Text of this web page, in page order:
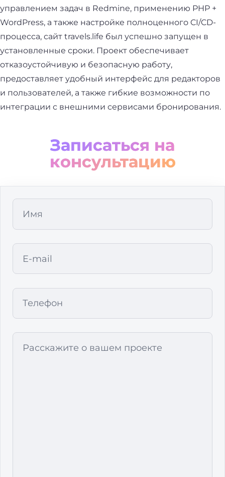
управлением задач в Redmine, применению PHP +
WordPress, а также настройке полноценного CI/CD-
процесса, сайт travels.life был успешно запущен в
установленные сроки. Проект обеспечивает
отказоустойчивую и безопасную работу,
предоставляет удобный интерфейс для редакторов
и пользователей, а также гибкие возможности по
интеграции с внешними сервисами бронирования.
Записаться на
консультацию